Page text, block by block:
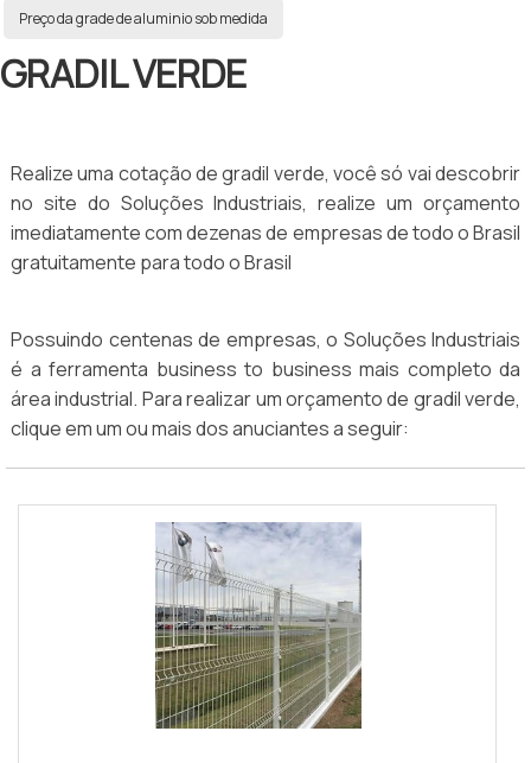
Preço da grade de aluminio sob medida
GRADIL VERDE
Realize uma cotação de gradil verde, você só vai descobrir
no site do Soluções Industriais, realize um orçamento
imediatamente com dezenas de empresas de todo o Brasil
gratuitamente para todo o Brasil
Possuindo centenas de empresas, o Soluções Industriais
é a ferramenta business to business mais completo da
área industrial. Para realizar um orçamento de gradil verde,
clique em um ou mais dos anuciantes a seguir: